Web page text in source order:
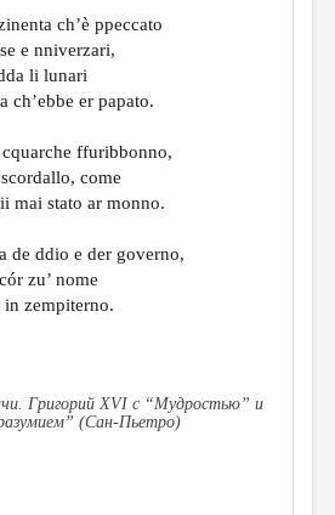
ch’è ppeccato
e nniverzari,
li lunari
ch’ebbe er papato.
ffuribbonno,
come
mai stato ar monno.
de ddio e der governo,
zu’ nome
zempiterno.
Григорий XVI c “Мудростью” и
(Сан-Пьетро)